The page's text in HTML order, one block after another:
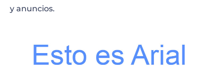
y anuncios.